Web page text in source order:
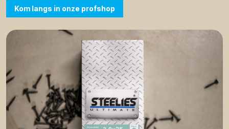
Kom langs in onze profshop